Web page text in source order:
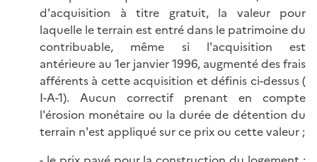
d'acquisition à titre gratuit, la valeur pour
laquelle le terrain est entré dans le patrimoine du
contribuable, même si l'acquisition est
antérieure au 1er janvier 1996, augmenté des frais
afférents à cette acquisition et définis ci-dessus (
I-A-1). Aucun correctif prenant en compte
l'érosion monétaire ou la durée de détention du
terrain n'est appliqué sur ce prix ou cette valeur ;